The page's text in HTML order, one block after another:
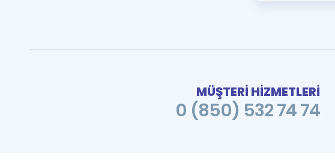
MÜŞTERİ HİZMETLERİ
0 (850) 532 74 74